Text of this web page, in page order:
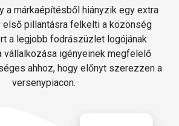
a márkaépítésből hiányzik egy extra
első pillantásra felkelti a közönség
a legjobb fodrászüzlet logójának
vállalkozása igényeinek megfelelő
ahhoz, hogy előnyt szerezzen a
versenypiacon.